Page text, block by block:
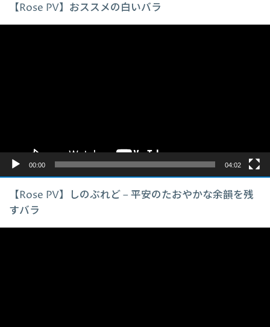
【Rose PV】おススメの白いバラ
00:00 04:02
【Rose PV】しのぶれど – 平安のたおやかな余韻を残
すバラ